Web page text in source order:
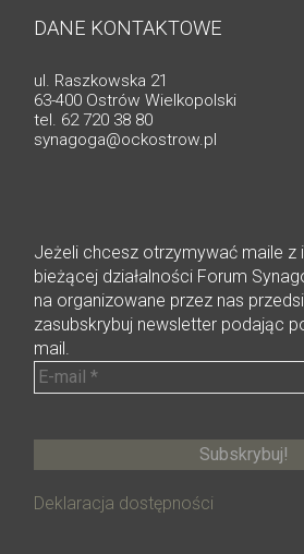
DANE KONTAKTOWE
ul. Raszkowska 21
63-400 Ostrów Wielkopolski
tel. 62 720 38 80
synagoga@ockostrow.pl
Jeżeli chcesz otrzymywać maile z
bieżącej działalności Forum
na organizowane przez nas
zasubskrybuj newsletter podając
mail.
Deklaracja dostępności